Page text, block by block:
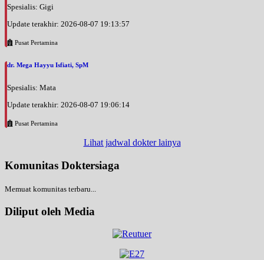
Spesialis: Gigi
Update terakhir: 2026-08-07 19:13:57
Pusat Pertamina
dr. Mega Hayyu Isfiati, SpM
Spesialis: Mata
Update terakhir: 2026-08-07 19:06:14
Pusat Pertamina
Lihat jadwal dokter lainya
Komunitas Doktersiaga
Memuat komunitas terbaru...
Diliput oleh Media